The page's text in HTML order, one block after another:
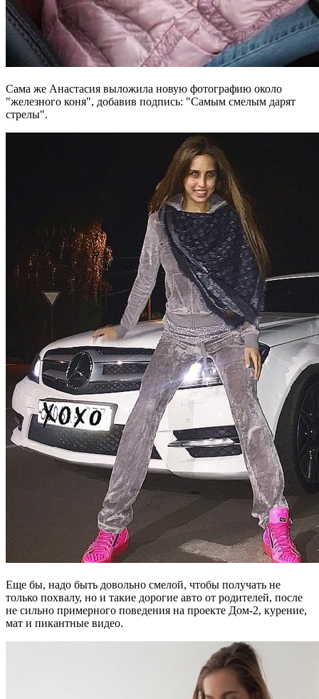
Сама же Анастасия выложила новую фотографию около
"железного коня", добавив подпись: "Самым смелым дарят
стрелы".
Еще бы, надо быть довольно смелой, чтобы получать не
только похвалу, но и такие дорогие авто от родителей, после
не сильно примерного поведения на проекте Дом-2, курение,
мат и пикантные видео.